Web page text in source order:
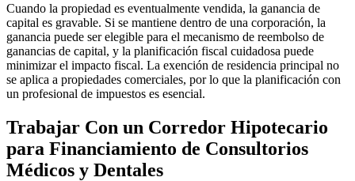
Cuando la propiedad es eventualmente vendida, la ganancia de
capital es gravable. Si se mantiene dentro de una corporación, la
ganancia puede ser elegible para el mecanismo de reembolso de
ganancias de capital, y la planificación fiscal cuidadosa puede
minimizar el impacto fiscal. La exención de residencia principal no
se aplica a propiedades comerciales, por lo que la planificación con
un profesional de impuestos es esencial.
Trabajar Con un Corredor Hipotecario
para Financiamiento de Consultorios
Médicos y Dentales